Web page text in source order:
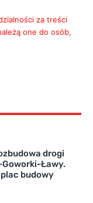
za treści
one do osób,
drogi
Goworki-Ławy.
budowy